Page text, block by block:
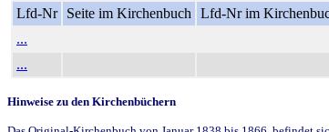
Lfd-Nr
Seite im Kirchenbuch Lfd-Nr im
...
...
Hinweise zu den Kirchenbüchern